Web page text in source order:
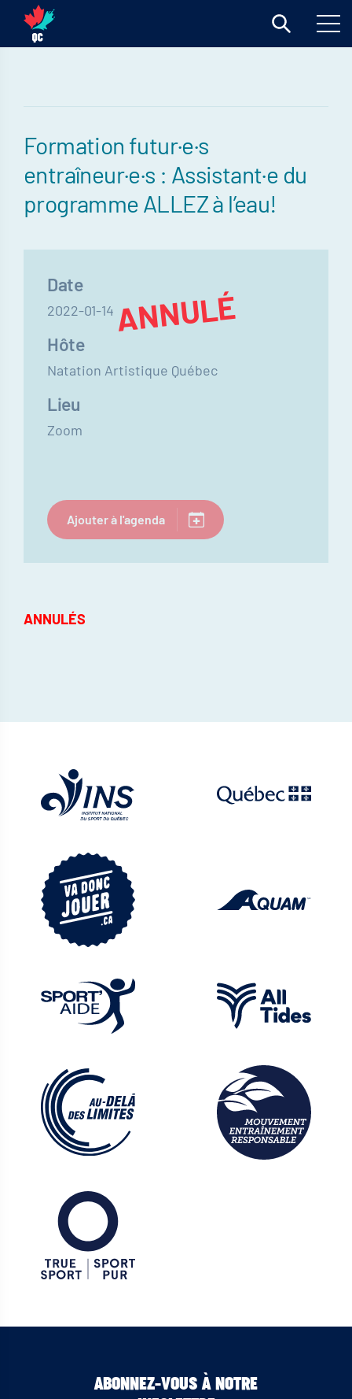
Formation futur·e·s
entraîneur·e·s : Assistant·e du
programme ALLEZ à l’eau!
ANNULÉS
ANNULÉ
Date
2022-01-14
Hôte
Natation Artistique Québec
Lieu
Zoom
Ajouter à l'agenda
ABONNEZ-VOUS À NOTRE